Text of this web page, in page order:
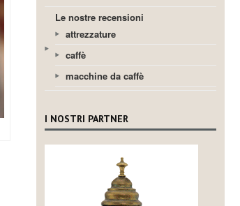
Le nostre recensioni
attrezzature
caffè
macchine da caffè
I NOSTRI PARTNER